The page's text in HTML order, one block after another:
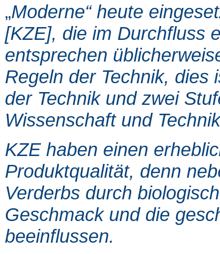
„Moderne“ heute
[KZE], die im Durchfluss
entsprechen
Regeln der Technik, dies
der Technik und zwei
Wissenschaft und
KZE haben einen
Produktqualität, denn
Verderbs durch
Geschmack und die
beeinflussen.